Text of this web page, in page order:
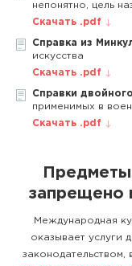
непонятно, цель
Скачать .pdf
Справка из
искусства
Скачать .pdf
Справки
применимых в
Скачать .pdf
запрещено
Международная
оказывает услуги